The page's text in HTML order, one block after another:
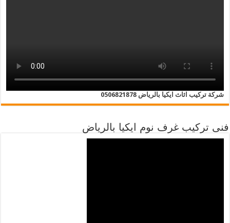
شركة تركيب اثاث ايكيا بالرياض 0506821878
فنى تركيب غرف نوم ايكيا بالرياض